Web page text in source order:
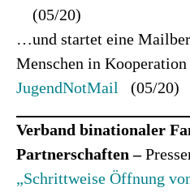
(05/20)
…und startet eine
Menschen in
JugendNotMail (05/20)
Verband binationaler
Partnerschaften –
„Schrittweise Öffnung